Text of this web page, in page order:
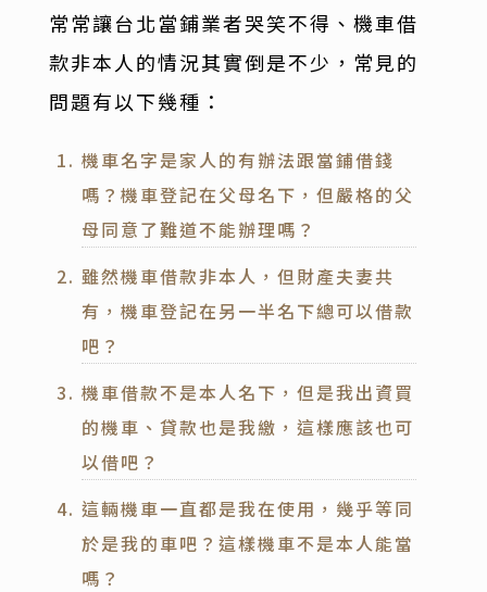
常常讓台北當鋪業者哭笑不得、機車借
款非本人的情況其實倒是不少，常見的
問題有以下幾種：
機車名字是家人的有辦法跟當鋪借錢
嗎？機車登記在父母名下，但嚴格的父
母同意了難道不能辦理嗎？
雖然機車借款非本人，但財產夫妻共
有，機車登記在另一半名下總可以借款
吧？
機車借款不是本人名下，但是我出資買
的機車、貸款也是我繳，這樣應該也可
以借吧？
這輛機車一直都是我在使用，幾乎等同
於是我的車吧？這樣機車不是本人能當
嗎？